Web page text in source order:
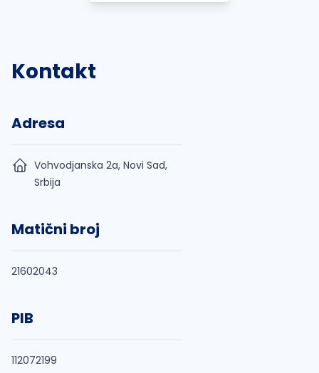
Kontakt
Adresa
Vohvodjanska 2a, Novi Sad,
Srbija
Matični broj
21602043
PIB
112072199